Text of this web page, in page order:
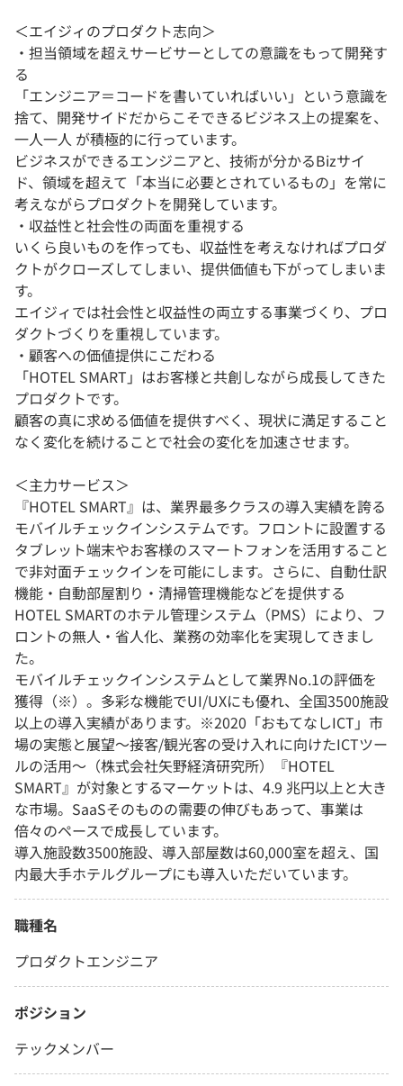
＜エイジィのプロダクト志向＞
・担当領域を超えサービサーとしての意識をもって開発す
る
「エンジニア＝コードを書いていればいい」という意識を
捨て、開発サイドだからこそできるビジネス上の提案を、
一人一人 が積極的に行っています。
ビジネスができるエンジニアと、技術が分かるBizサイ
ド、領域を超えて「本当に必要とされているもの」を常に
考えながらプロダクトを開発しています。
・収益性と社会性の両面を重視する
いくら良いものを作っても、収益性を考えなければプロダ
クトがクローズしてしまい、提供価値も下がってしまいま
す。
エイジィでは社会性と収益性の両立する事業づくり、プロ
ダクトづくりを重視しています。
・顧客への価値提供にこだわる
「HOTEL SMART」はお客様と共創しながら成長してきた
プロダクトです。
顧客の真に求める価値を提供すべく、現状に満足すること
なく変化を続けることで社会の変化を加速させます。
＜主力サービス＞
『HOTEL SMART』は、業界最多クラスの導入実績を誇る
モバイルチェックインシステムです。フロントに設置する
タブレット端末やお客様のスマートフォンを活用すること
で非対面チェックインを可能にします。さらに、自動仕訳
機能・自動部屋割り・清掃管理機能などを提供する
HOTEL SMARTのホテル管理システム（PMS）により、フ
ロントの無人・省人化、業務の効率化を実現してきまし
た。
モバイルチェックインシステムとして業界No.1の評価を
獲得（※）。多彩な機能でUI/UXにも優れ、全国3500施設
以上の導入実績があります。※2020「おもてなしICT」市
場の実態と展望～接客/観光客の受け入れに向けたICTツー
ルの活用～（株式会社矢野経済研究所）『HOTEL
SMART』が対象とするマーケットは、4.9 兆円以上と大き
な市場。SaaSそのものの需要の伸びもあって、事業は
倍々のペースで成長しています。
導入施設数3500施設、導入部屋数は60,000室を超え、国
内最大手ホテルグループにも導入いただいています。
職種名
プロダクトエンジニア
ポジション
テックメンバー